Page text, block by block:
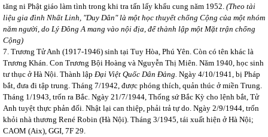
tăng ni Phật giáo làm tình trong khi tra tấn lấy khẩu cung năm 1952. (Theo tài
liệu gia đình Nhất Linh, "Duy Dân" là một học thuyết chống Cộng của một nhóm
năm người, do Lý Đông A mang vào nội địa, để thành lập một Mặt trận chống
Cộng)
7. Trương Tử Anh (1917-1946) sinh tại Tuy Hòa, Phú Yên. Còn có tên khác là
Trương Khán. Con Trương Bội Hoàng và Nguyễn Thị Miên. Năm 1940, học sinh
tư thục ở Hà Nội. Thành lập Đại Việt Quốc Dân Đảng. Ngày 4/10/1941, bị Pháp
bắt, đưa đi tập trung. Tháng 7/1942, được phóng thích, quản thúc ở miền Trung.
Tháng 1/1943, trốn ra Bắc. Ngày 21/7/1944, Thống sứ Bắc Kỳ cho lệnh bắt, Tử
Anh tuyệt thực phản đối. Nhật lại can thiệp, phải trả tự do. Ngày 2/9/1944, trốn
khỏi nhà thương René Robin (Hà Nội). Tháng 3/1945, tái xuất hiện ở Hà Nội;
CAOM (Aix), GGI, 7F 29.